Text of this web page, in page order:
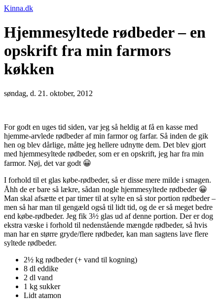
Kinna.dk
Hjemmesyltede rødbeder – en
opskrift fra min farmors
køkken
søndag, d. 21. oktober, 2012
For godt en uges tid siden, var jeg så heldig at få en kasse med
hjemme-arvlede rødbeder af min farmor og farfar. Så inden de gik
hen og blev dårlige, måtte jeg hellere udnytte dem. Det blev gjort
med hjemmesyltede rødbeder, som er en opskrift, jeg har fra min
farmor. Nøj, det var godt 😀
I forhold til et glas købe-rødbeder, så er disse mere milde i smagen.
Åhh de er bare så lækre, sådan nogle hjemmesyltede rødbeder 😀
Man skal afsætte et par timer til at sylte en så stor portion rødbeder –
men så har man til gengæld også til lidt tid, og de er så meget bedre
end købe-rødbeder. Jeg fik 3½ glas ud af denne portion. Der er dog
ekstra væske i forhold til nedenstående mængde rødbeder, så hvis
man har en større gryde/flere rødbeder, kan man sagtens lave flere
syltede rødbeder.
2½ kg rødbeder (+ vand til kogning)
8 dl eddike
2 dl vand
1 kg sukker
Lidt atamon